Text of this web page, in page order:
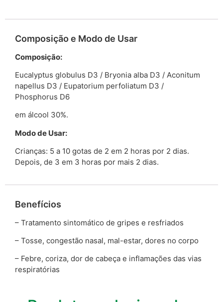
Composição e Modo de Usar
Composição:
Eucalyptus globulus D3 / Bryonia alba D3 / Aconitum
napellus D3 / Eupatorium perfoliatum D3 /
Phosphorus D6
em álcool 30%.
Modo de Usar:
Crianças: 5 a 10 gotas de 2 em 2 horas por 2 dias.
Depois, de 3 em 3 horas por mais 2 dias.
Benefícios
– Tratamento sintomático de gripes e resfriados
– Tosse, congestão nasal, mal-estar, dores no corpo
– Febre, coriza, dor de cabeça e inflamações das vias
respiratórias